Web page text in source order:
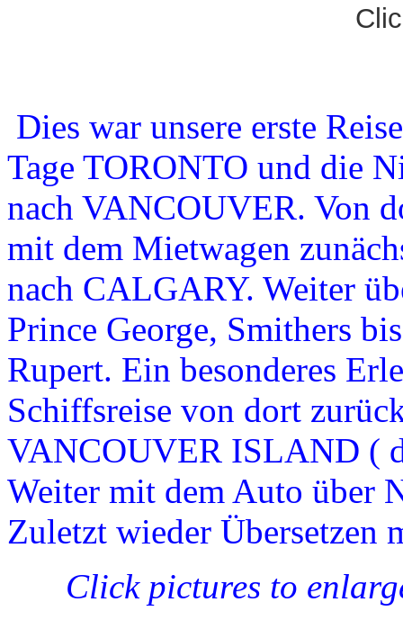
Dies war unsere erste
Tage TORONTO und die
nach VANCOUVER. Von
mit dem Mietwagen
nach CALGARY. Weiter
Prince George, Smithers
Rupert. Ein besonderes
Schiffsreise von dort
VANCOUVER ISLAND (
Weiter mit dem Auto über
Zuletzt wieder Übersetzen
Click pictures to